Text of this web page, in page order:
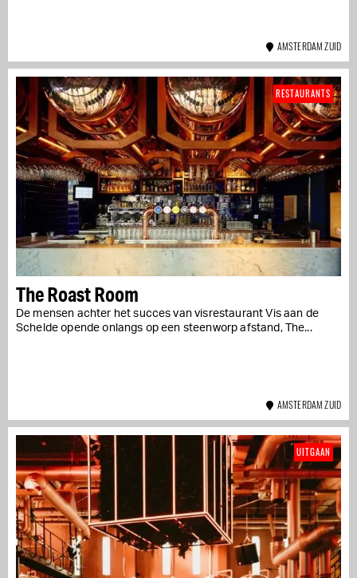
AMSTERDAM ZUID
The Roast Room
De mensen achter het succes van visrestaurant Vis aan de
Schelde opende onlangs op een steenworp afstand, The...
RESTAURANTS
AMSTERDAM ZUID
UITGAAN